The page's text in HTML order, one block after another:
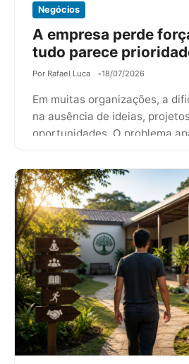
Negócios
A empresa perde
tudo parece
Por Rafael Luca 18/07/2026
Em muitas organizações, a
na ausência de ideias,
oportunidades. O problema